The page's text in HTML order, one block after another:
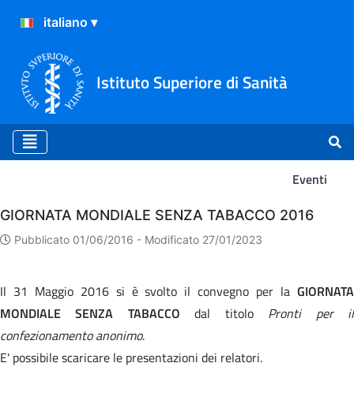
Istituto Superiore di Sanità
Eventi
Eventi
GIORNATA MONDIALE SENZA TABACCO 2016
Pubblicato 01/06/2016 - Modificato 27/01/2023
Il 31 Maggio 2016 si è svolto il convegno per la GIORNATA
MONDIALE SENZA TABACCOdal titolo Pronti per il
confezionamento anonimo.
E' possibile scaricare le presentazioni dei relatori.